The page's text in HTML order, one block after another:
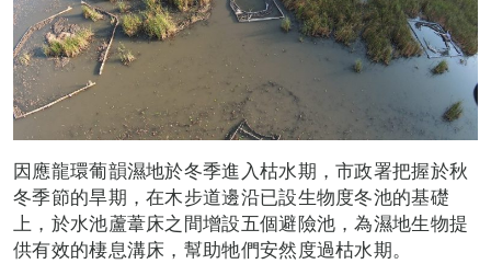
因應龍環葡韻濕地於冬季進入枯水期，市政署把握於秋
冬季節的旱期，在木步道邊沿已設生物度冬池的基礎
上，於水池蘆葦床之間增設五個避險池，為濕地生物提
供有效的棲息溝床，幫助牠們安然度過枯水期。